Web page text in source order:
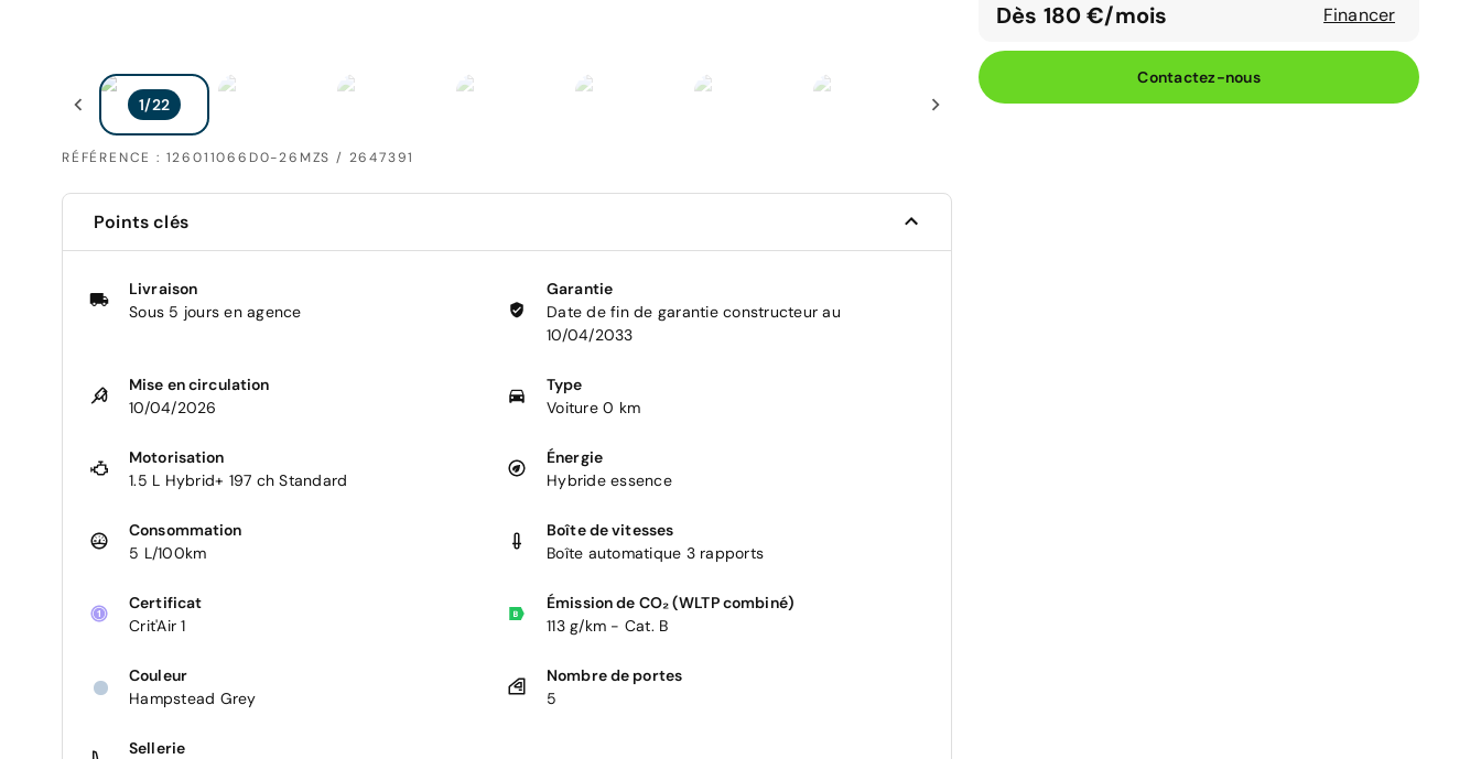
RÉFÉRENCE : 126011066D0-26MZS / 2647391
Dès 180 €/mois Financer
Contactez-nous
Points clés
Livraison
Sous 5 jours en agence
Garantie
Date de fin de garantie constructeur au
10/04/2033
Mise en circulation
10/04/2026
Type
Voiture 0 km
Motorisation
1.5 L Hybrid+ 197 ch Standard
Énergie
Hybride essence
Consommation
5 L/100km
Boîte de vitesses
Boîte automatique 3 rapports
Certificat
Crit'Air 1
Émission de CO₂ (WLTP combiné)
113 g/km - Cat. B
Couleur
Hampstead Grey
Nombre de portes
5
Sellerie